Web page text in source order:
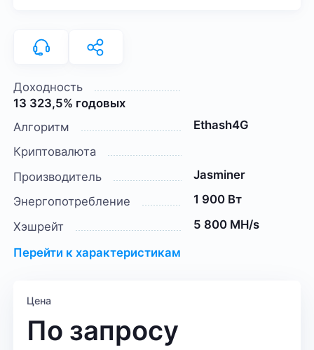
Доходность
13 323,5% годовых
Алгоритм
Ethash4G
Криптовалюта
Производитель
Jasminer
Энергопотребление
1 900 Вт
Хэшрейт
5 800 MH/s
Перейти к характеристикам
Цена
По запросу